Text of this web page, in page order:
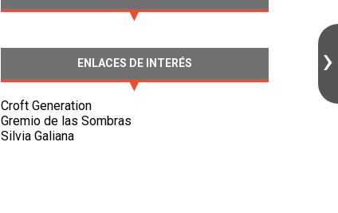
ENLACES DE INTERÉS
Croft Generation
Gremio de las Sombras
Silvia Galiana